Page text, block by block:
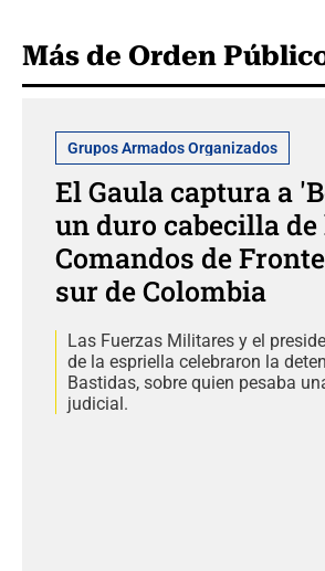
Más de Orden
Grupos Armados Organizados
El Gaula captura a
un duro cabecilla de
Comandos de
sur de Colombia
Las Fuerzas Militares y el
de la espriella celebraron la
Bastidas, sobre quien pesaba
judicial.